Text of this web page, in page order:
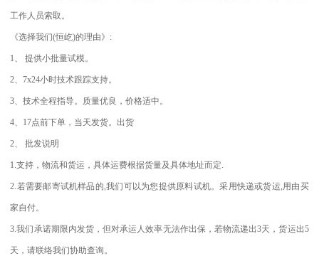
工作人员索取。
《选择我们(恒屹)的理由》 :
1 、提供小批量试模。
2 、7x24小时技术跟踪支持。
3 、技术全程指导。质量优良，价格适中。
4 17点前下单，当天发货。出货
2 、批发说明
1.支持，物流和货运，具体运费根据货量及具体地址而定
2. 若需要邮寄试机样品的 我们可以为您提供原料试机。采用快递或货运 用由买
家自付。
3.我们承诺期限内发货，但对承运人效率无法作出保，若物流递出3天，货运出5
天，请联络我们协助查询。